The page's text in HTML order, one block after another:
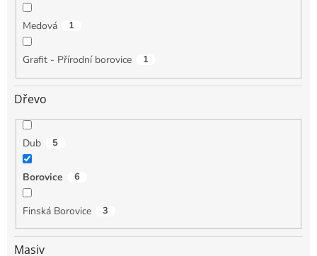
Medová 1
Grafit - Přírodní borovice 1
Dřevo
Dub 5
Borovice 6
Finská Borovice 3
Masiv